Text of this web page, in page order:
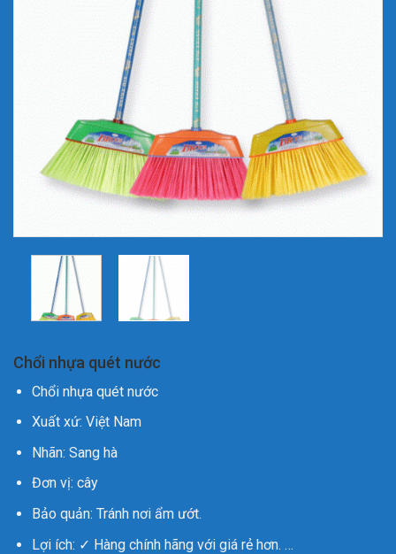
Chổi nhựa quét nước
Chổi nhựa quét nước
Xuất xứ: Việt Nam
Nhãn: Sang hà
Đơn vị: cây
Bảo quản: Tránh nơi ẩm ướt.
Lợi ích: ✓ Hàng chính hãng với giá rẻ hơn. …